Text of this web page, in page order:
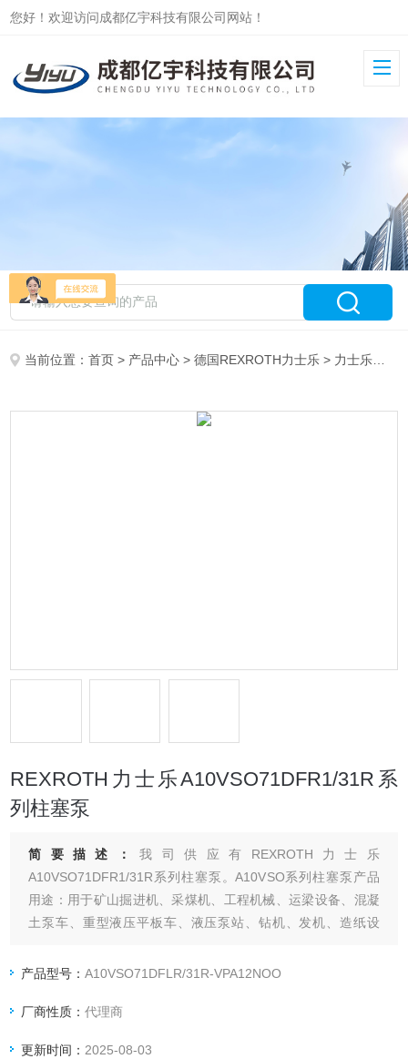
您好！欢迎访问成都亿宇科技有限公司网站！
当前位置：首页 > 产品中心 >德国REXROTH力士乐 > 力士乐变量柱塞泵
REXROTH力士乐A10VSO71DFR1/31R系
列柱塞泵
简要描述：我司供应有REXROTH力士乐
A10VSO71DFR1/31R系列柱塞泵。A10VSO系列柱塞泵产品
用途：用于矿山掘进机、采煤机、工程机械、运梁设备、混凝
土泵车、重型液压平板车、液压泵站、钻机、发机、造纸设
设备、矿山机械、缠绕机等设备中。
产品型号：A10VSO71DFLR/31R-VPA12NOO
厂商性质：代理商
更新时间： 2025-08-03